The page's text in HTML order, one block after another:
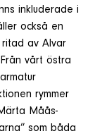
inkluderade i
också en
av Alvar
vårt östra
rymmer
Måås-
som båda